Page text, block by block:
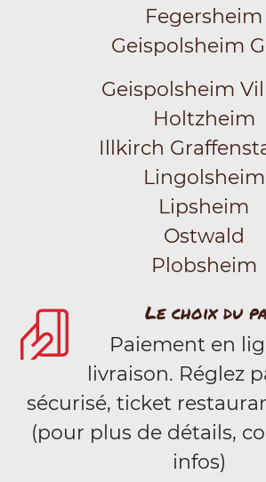
Fegersheim
Geispolsheim
Geispolsheim
Holtzheim
Illkirch
Lingolsheim
Lipsheim
Ostwald
Plobsheim
Le choix du
Paiement en
livraison. Réglez
sécurisé, ticket
(pour plus de détails,
infos)